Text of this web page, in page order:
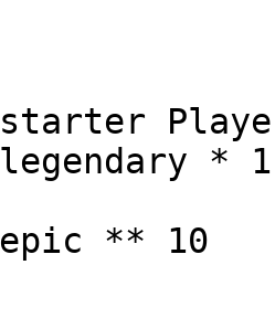
legendary
epic **